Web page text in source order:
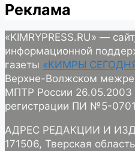
Реклама
«KIMRYPRESS.RU» —
информационной
газеты «КИМРЫ
Верхне-Волжском
МПТР России 26.05.2003
регистрации ПИ №5-
АДРЕС РЕДАКЦИИ И
171506, Тверская